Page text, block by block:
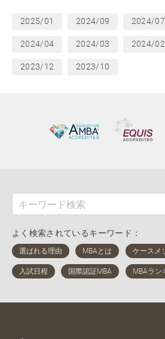
2025/01 2024/09 2024/07
2024/04 2024/03 2024/02
2023/12 2023/10
よく検索されているキーワード：